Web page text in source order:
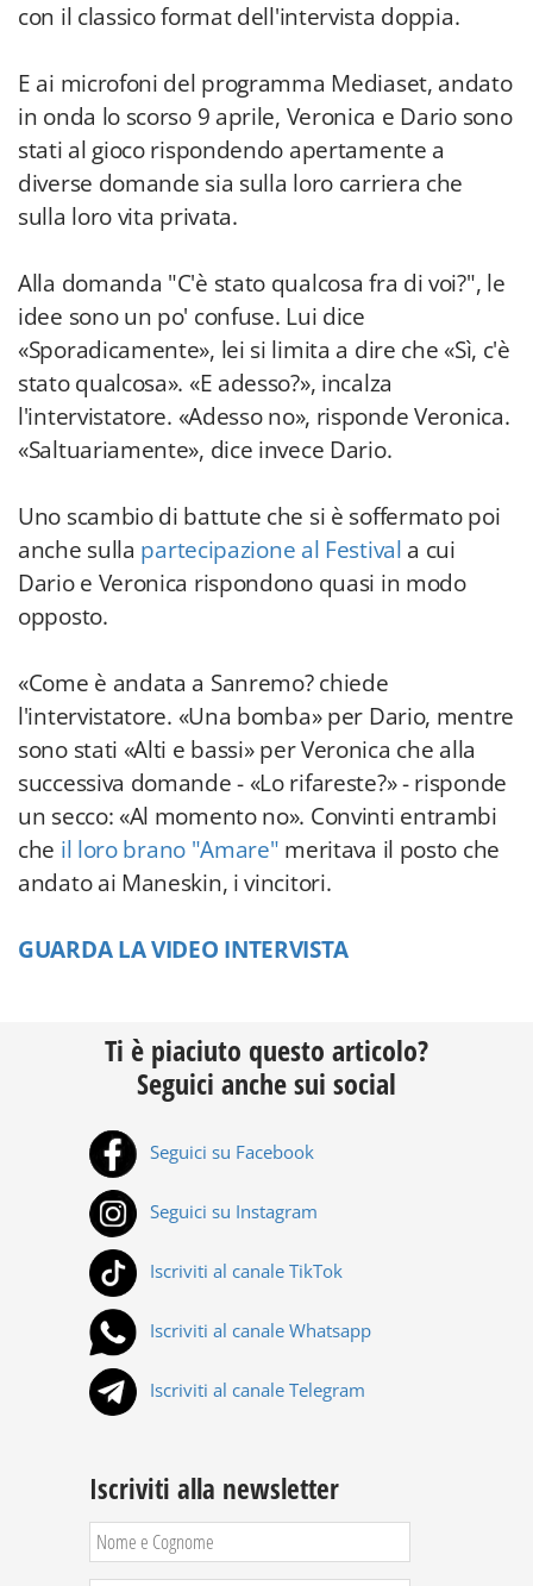
con il classico format dell'intervista doppia.
E ai microfoni del programma Mediaset, andato
in onda lo scorso 9 aprile, Veronica e Dario sono
stati al gioco rispondendo apertamente a
diverse domande sia sulla loro carriera che
sulla loro vita privata.
Alla domanda "C'è stato qualcosa fra di voi?", le
idee sono un po' confuse. Lui dice
«Sporadicamente», lei si limita a dire che «Sì, c'è
stato qualcosa». «E adesso?», incalza
l'intervistatore. «Adesso no», risponde Veronica.
«Saltuariamente», dice invece Dario.
Uno scambio di battute che si è soffermato poi
anche sulla partecipazione al Festival a cui
Dario e Veronica rispondono quasi in modo
opposto.
«Come è andata a Sanremo? chiede
l'intervistatore. «Una bomba» per Dario, mentre
sono stati «Alti e bassi» per Veronica che alla
successiva domande - «Lo rifareste?» - risponde
un secco: «Al momento no». Convinti entrambi
che il loro brano "Amare" meritava il posto che
andato ai Maneskin, i vincitori.
GUARDA LA VIDEO INTERVISTA
Ti è piaciuto questo articolo?
Seguici anche sui social
Seguici su Facebook
Seguici su Instagram
Iscriviti al canale TikTok
Iscriviti al canale Whatsapp
Iscriviti al canale Telegram
Iscriviti alla newsletter